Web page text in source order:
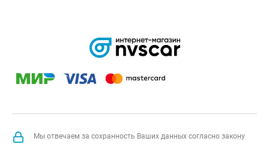
Мы отвечаем за сохранность Ваших данных согласно закону